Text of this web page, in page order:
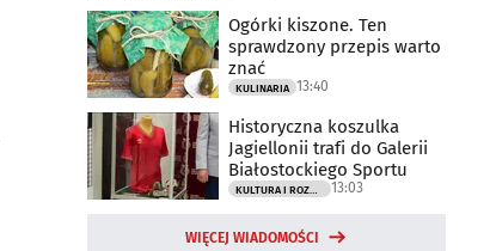
Ogórki kiszone. Ten
sprawdzony przepis warto
znać
KULINARIA 13:40
Historyczna koszulka
Jagiellonii trafi do Galerii
Białostockiego Sportu
13:03
WIĘCEJ WIADOMOŚCI